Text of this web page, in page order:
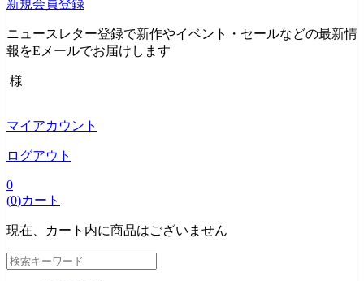
新規会員登録
ニュースレター登録で新作やイベント・セールなどの最新情
報をEメールでお届けします
様
マイアカウント
ログアウト
0
(0)カート
現在、カート内に商品はございません